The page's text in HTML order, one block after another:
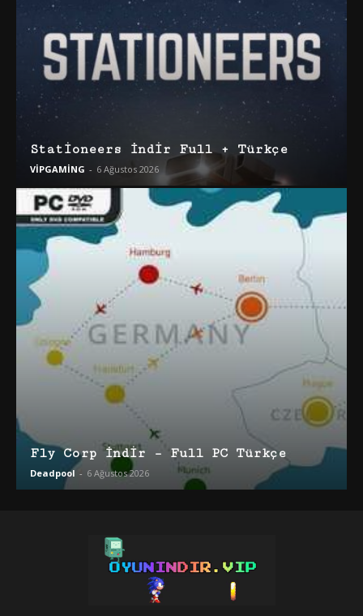
Stationeers İndir Full + Türkçe
VİPGAMİNG - 6 Ağustos 2026
Fly Corp İndir – Full PC Türkçe
Deadpool - 6 Ağustos 2026